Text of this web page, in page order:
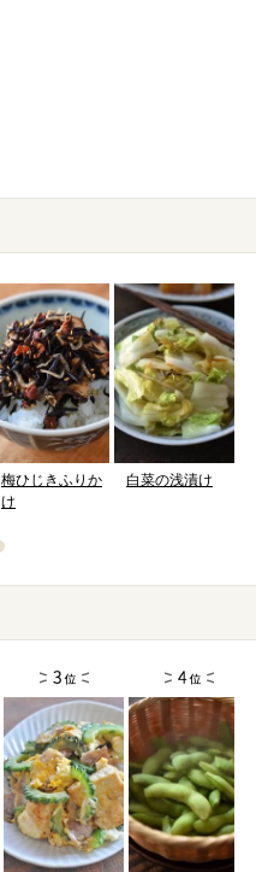
梅ひじきふりか
け
白菜の浅漬け